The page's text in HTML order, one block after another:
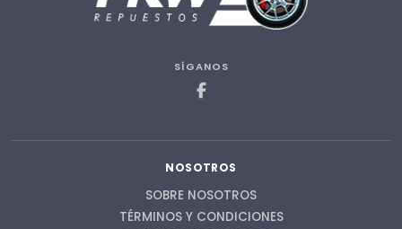
SÍGANOS
NOSOTROS
SOBRE NOSOTROS
TÉRMINOS Y CONDICIONES